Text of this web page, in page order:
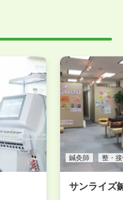
、お気軽にお申し
鍼灸師 整・
サンライズ